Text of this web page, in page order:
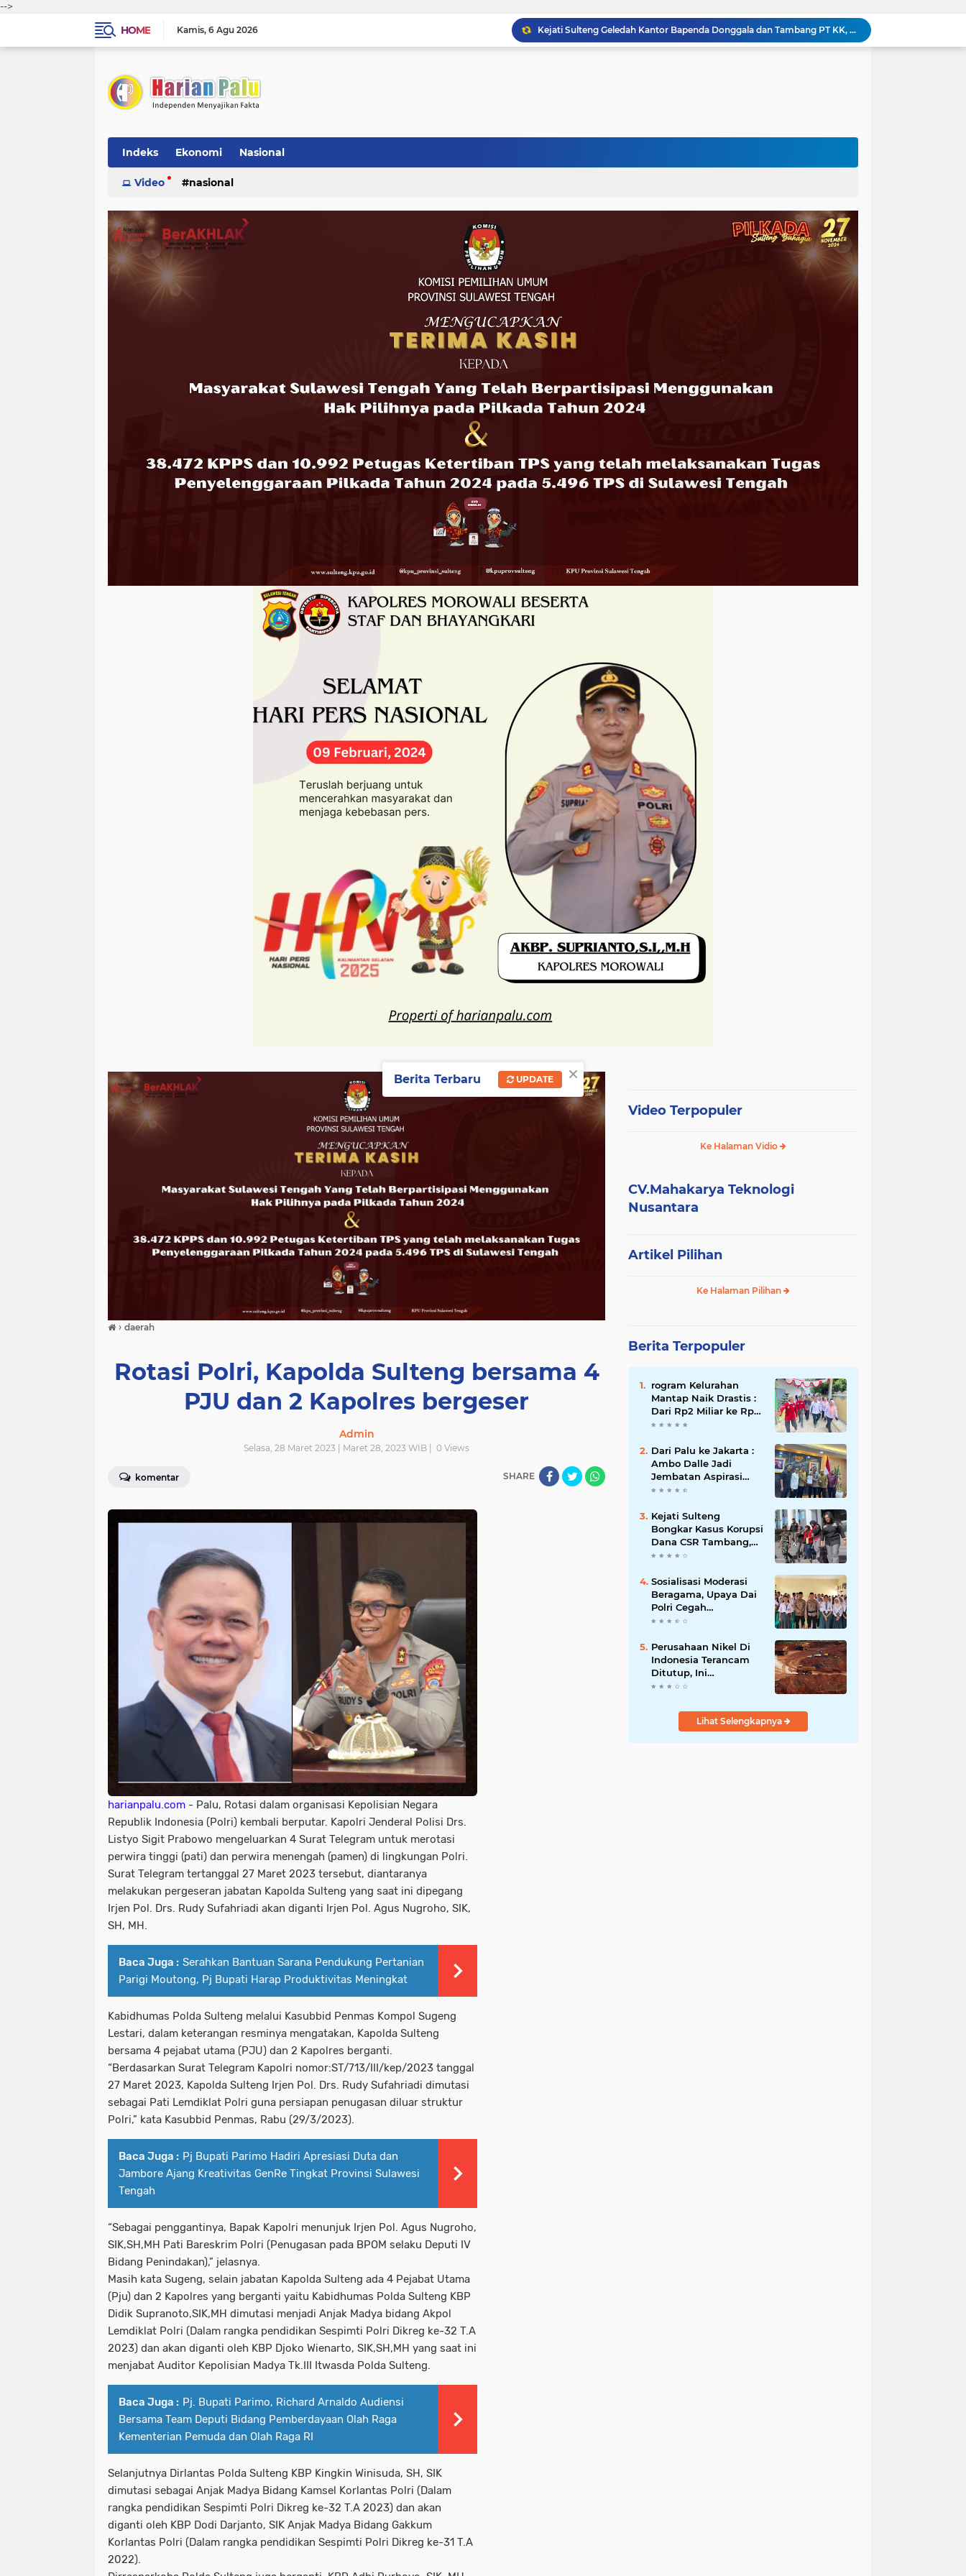
-->
HOME
Kamis 6 Agu 2026
Kejati Sulteng Geledah Kantor Bapenda Donggala dan Tambang PT KK, 32 Alat Berat Disita!
Kejati Sulteng Bongkar Kasus Korupsi Dana CSR Tambang, Sekdes Tamainusi Ikut Terseret
Musprov VIII Berlangsung Ketat, Gufran Ajak Semua Pihak Bersatu
Indeks Ekonomi Nasional
Video nasional
› daerah
Rotasi Polri, Kapolda Sulteng bersama 4
PJU dan 2 Kapolres bergeser
Admin
Selasa, 28 Maret 2023 | Maret 28, 2023 WIB | 0 Views
komentar SHARE
harianpalu.com - Palu, Rotasi dalam organisasi Kepolisian Negara
Republik Indonesia (Polri) kembali berputar. Kapolri Jenderal Polisi Drs.
Listyo Sigit Prabowo mengeluarkan 4 Surat Telegram untuk merotasi
perwira tinggi (pati) dan perwira menengah (pamen) di lingkungan Polri.
Surat Telegram tertanggal 27 Maret 2023 tersebut, diantaranya
melakukan pergeseran jabatan Kapolda Sulteng yang saat ini dipegang
Irjen Pol. Drs. Rudy Sufahriadi akan diganti Irjen Pol. Agus Nugroho, SIK,
SH, MH.
Baca Juga : Serahkan Bantuan Sarana Pendukung Pertanian
Parigi Moutong, Pj Bupati Harap Produktivitas Meningkat
Kabidhumas Polda Sulteng melalui Kasubbid Penmas Kompol Sugeng
Lestari, dalam keterangan resminya mengatakan, Kapolda Sulteng
bersama 4 pejabat utama (PJU) dan 2 Kapolres berganti.
“Berdasarkan Surat Telegram Kapolri nomor:ST/713/III/kep/2023 tanggal
27 Maret 2023, Kapolda Sulteng Irjen Pol. Drs. Rudy Sufahriadi dimutasi
sebagai Pati Lemdiklat Polri guna persiapan penugasan diluar struktur
Polri,” kata Kasubbid Penmas, Rabu (29/3/2023).
Baca Juga : Pj Bupati Parimo Hadiri Apresiasi Duta dan
Jambore Ajang Kreativitas GenRe Tingkat Provinsi Sulawesi
Tengah
“Sebagai penggantinya, Bapak Kapolri menunjuk Irjen Pol. Agus Nugroho,
SIK,SH,MH Pati Bareskrim Polri (Penugasan pada BPOM selaku Deputi IV
Bidang Penindakan),” jelasnya.
Masih kata Sugeng, selain jabatan Kapolda Sulteng ada 4 Pejabat Utama
(Pju) dan 2 Kapolres yang berganti yaitu Kabidhumas Polda Sulteng KBP
Didik Supranoto,SIK,MH dimutasi menjadi Anjak Madya bidang Akpol
Lemdiklat Polri (Dalam rangka pendidikan Sespimti Polri Dikreg ke-32 T.A
2023) dan akan diganti oleh KBP Djoko Wienarto, SIK,SH,MH yang saat ini
menjabat Auditor Kepolisian Madya Tk.III Itwasda Polda Sulteng.
Baca Juga : Pj. Bupati Parimo, Richard Arnaldo Audiensi
Bersama Team Deputi Bidang Pemberdayaan Olah Raga
Kementerian Pemuda dan Olah Raga RI
Selanjutnya Dirlantas Polda Sulteng KBP Kingkin Winisuda, SH, SIK
dimutasi sebagai Anjak Madya Bidang Kamsel Korlantas Polri (Dalam
rangka pendidikan Sespimti Polri Dikreg ke-32 T.A 2023) dan akan
diganti oleh KBP Dodi Darjanto, SIK Anjak Madya Bidang Gakkum
Korlantas Polri (Dalam rangka pendidikan Sespimti Polri Dikreg ke-31 T.A
2022).
Video Terpopuler
Ke Halaman Vidio
CV.Mahakarya Teknologi
Nusantara
Artikel Pilihan
Ke Halaman Pilihan
Berita Terpopuler
rogram Kelurahan
Mantap Naik Drastis :
Dari Rp2 Miliar ke Rp5
Miliar, Tiap Kelurahan
Juta
Dari Palu ke Jakarta :
Ambo Dalle Jadi
Jembatan Aspirasi
Mahasiswa untuk Presiden
Kejati Sulteng
Bongkar Kasus Korupsi
Dana CSR Tambang,
Sekdes Tamainusi Ikut
Sosialisasi Moderasi
Beragama, Upaya Dai
Polri Cegah
Radikalisme di
Perusahaan Nikel Di
Indonesia Terancam
Ditutup, Ini
Pernyataan Luhut
Lihat Selengkapnya
×
Berita Terbaru UPDATE